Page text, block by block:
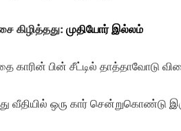
கிழித்தது: முதியோர் இல்லம்
காரின் பின் சீட்டில் தாத்தாவோடு
வீதியில் ஒரு கார் சென்றுகொண்டு